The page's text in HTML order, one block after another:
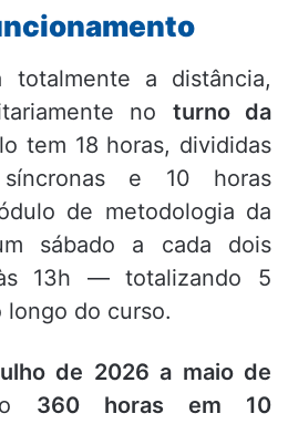
totalmente a distância,
no turno da
tem 18 horas, divididas
e 10 horas
de metodologia da
sábado a cada dois
13h — totalizando 5
longo do curso.
de 2026 a maio de
360 horas em 10